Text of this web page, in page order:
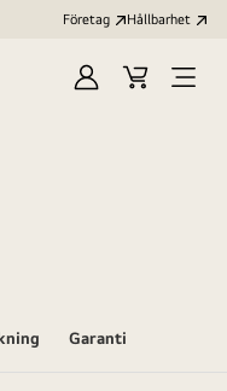
Företag Hållbarhet
LoggaKundvagn
Garanti